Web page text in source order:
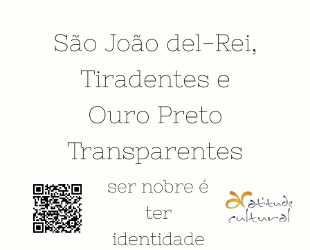
São João del-Rei,
Tiradentes e
Ouro Preto
Transparentes
ser nobre é
ter
identidade